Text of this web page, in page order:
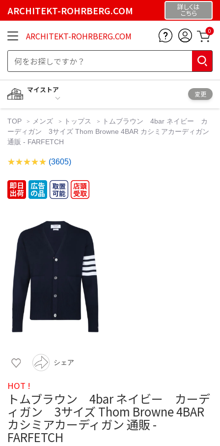
ARCHITEKT-ROHRBERG.COM 詳しくは
こちら
ARCHITEKT-ROHRBERG.COM 0
マイストア
変更
TOP メンズ トップス
トムブラウン 4bar ネイビー カ
ーディガン 3サイズ Thom Browne 4BAR カシミアカーディガン
通販 - FARFETCH
(3605)
シェア
HOT !
トムブラウン 4bar ネイビー カーデ
ィガン 3サイズ Thom Browne 4BAR
カシミアカーディガン 通販 -
FARFETCH